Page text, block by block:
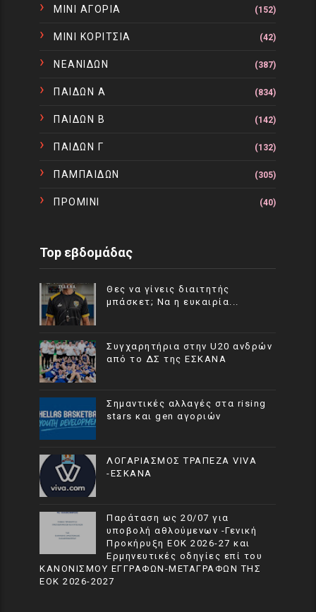
ΜΙΝΙ ΑΓΟΡΙΑ (152)
ΜΙΝΙ ΚΟΡΙΤΣΙΑ (42)
ΝΕΑΝΙΔΩΝ (387)
ΠΑΙΔΩΝ Α (834)
ΠΑΙΔΩΝ Β (142)
ΠΑΙΔΩΝ Γ (132)
ΠΑΜΠΑΙΔΩΝ (305)
ΠΡΟΜΙΝΙ (40)
Top εβδομάδας
Θες να γίνεις διαιτητής
μπάσκετ; Να η ευκαιρία...
Συγχαρητήρια στην U20 ανδρών
από το ΔΣ της ΕΣΚΑΝΑ
Σημαντικές αλλαγές στα rising
stars και gen αγοριών
ΛΟΓΑΡΙΑΣΜΟΣ ΤΡΑΠΕΖΑ VIVA
-ΕΣΚΑΝΑ
Παράταση ως 20/07 για
υποβολή αθλούμενων -Γενική
Προκήρυξη ΕΟΚ 2026-27 και
Ερμηνευτικές οδηγίες επί του
ΚΑΝΟΝΙΣΜΟΥ ΕΓΓΡΑΦΩΝ-ΜΕΤΑΓΡΑΦΩΝ ΤΗΣ
ΕΟΚ 2026-2027